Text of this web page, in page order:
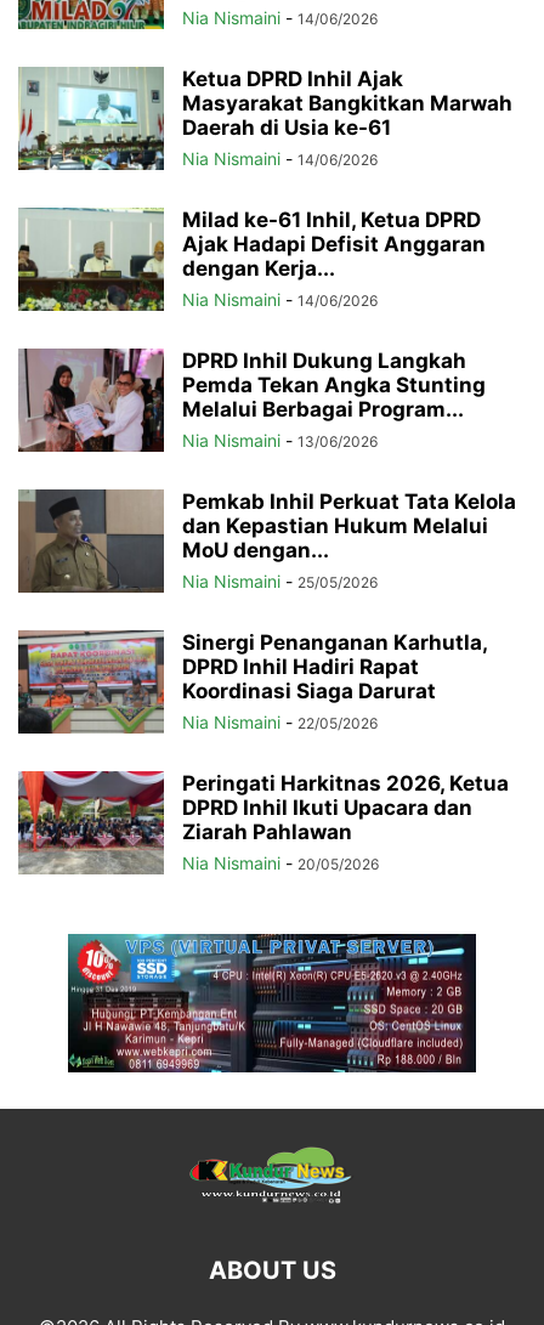
Nia Nismaini - 14/06/2026
Ketua DPRD Inhil Ajak
Masyarakat Bangkitkan Marwah
Daerah di Usia ke-61
Nia Nismaini - 14/06/2026
Milad ke-61 Inhil, Ketua DPRD
Ajak Hadapi Defisit Anggaran
dengan Kerja...
Nia Nismaini - 14/06/2026
DPRD Inhil Dukung Langkah
Pemda Tekan Angka Stunting
Melalui Berbagai Program...
Nia Nismaini - 13/06/2026
Pemkab Inhil Perkuat Tata Kelola
dan Kepastian Hukum Melalui
MoU dengan...
Nia Nismaini - 25/05/2026
Sinergi Penanganan Karhutla,
DPRD Inhil Hadiri Rapat
Koordinasi Siaga Darurat
Nia Nismaini - 22/05/2026
Peringati Harkitnas 2026, Ketua
DPRD Inhil Ikuti Upacara dan
Ziarah Pahlawan
Nia Nismaini - 20/05/2026
ABOUT US